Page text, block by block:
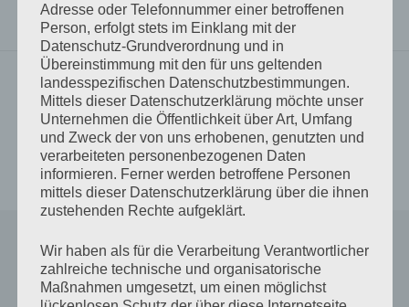
die B-Seite
Gedanken Liebe schreibweise
Beitrags-
Navigation
Vorheriger Beitrag
Fluch und Segen
Nächster Beitrag
Aussichtslos
Schreibe einen Kommentar
Deine E-Mail-Adresse wird nicht veröffentlicht.
Adresse oder Telefonnummer einer betroffenen
Person, erfolgt stets im Einklang mit der
Datenschutz-Grundverordnung und in
Übereinstimmung mit den für uns geltenden
landesspezifischen Datenschutzbestimmungen.
Mittels dieser Datenschutzerklärung möchte unser
Unternehmen die Öffentlichkeit über Art, Umfang
und Zweck der von uns erhobenen, genutzten und
verarbeiteten personenbezogenen Daten
informieren. Ferner werden betroffene Personen
mittels dieser Datenschutzerklärung über die ihnen
zustehenden Rechte aufgeklärt.
Wir haben als für die Verarbeitung Verantwortlicher
zahlreiche technische und organisatorische
Maßnahmen umgesetzt, um einen möglichst